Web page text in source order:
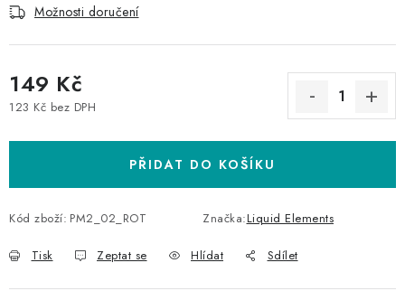
Možnosti doručení
149 Kč
123 Kč bez DPH
PŘIDAT DO KOŠÍKU
Kód zboží: PM2_02_ROT Značka:Liquid Elements
Tisk Zeptat se Hlídat Sdílet